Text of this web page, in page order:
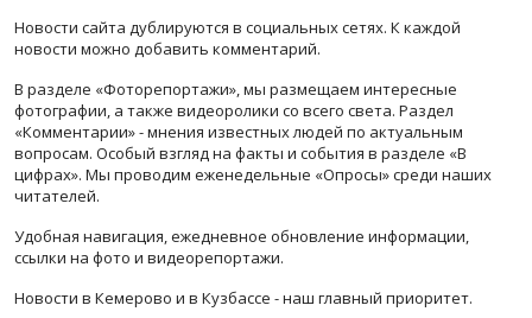
Новости сайта дублируются в социальных сетях. К каждой
новости можно добавить комментарий.
В разделе «Фоторепортажи», мы размещаем интересные
фотографии, а также видеоролики со всего света. Раздел
«Комментарии» - мнения известных людей по актуальным
вопросам. Особый взгляд на факты и события в разделе «В
цифрах». Мы проводим еженедельные «Опросы» среди наших
читателей.
Удобная навигация, ежедневное обновление информации,
ссылки на фото и видеорепортажи.
Новости в Кемерово и в Кузбассе - наш главный приоритет.